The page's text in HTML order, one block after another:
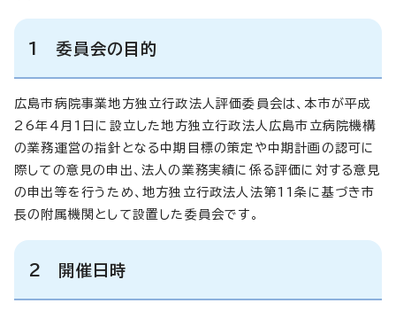
1 委員会の目的
広島市病院事業地方独立行政法人評価委員会は、本市が平成
26年4月1日に設立した地方独立行政法人広島市立病院機構
の業務運営の指針となる中期目標の策定や中期計画の認可に
際しての意見の申出、法人の業務実績に係る評価に対する意見
の申出等を行うため、地方独立行政法人法第11条に基づき市
長の附属機関として設置した委員会です。
2 開催日時